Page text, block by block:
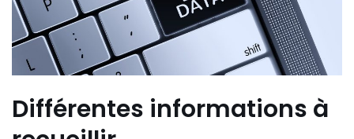
Différentes informations à